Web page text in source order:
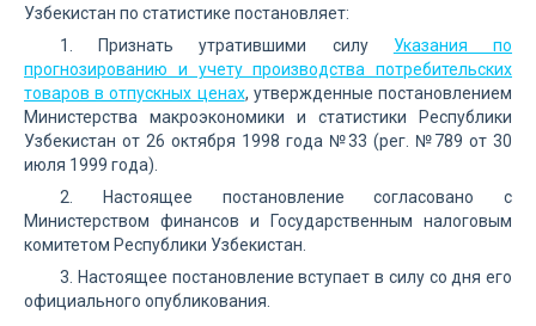
Узбекистан по статистике постановляет:
1. Признать утратившими силу Указания по
прогнозированию и учету производства потребительских
товаров в отпускных ценах, утвержденные постановлением
Министерства макроэкономики и статистики Республики
Узбекистан от 26 октября 1998 года №33 (рег. №789 от 30
июля 1999 года).
2. Настоящее постановление согласовано с
Министерством финансов и Государственным налоговым
комитетом Республики Узбекистан.
3. Настоящее постановление вступает в силу со дня его
официального опубликования.